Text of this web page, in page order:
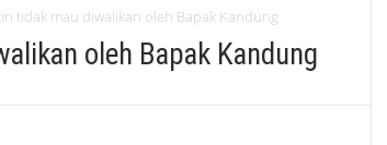
tidak mau diwalikan oleh Bapak Kandung
oleh Bapak Kandung